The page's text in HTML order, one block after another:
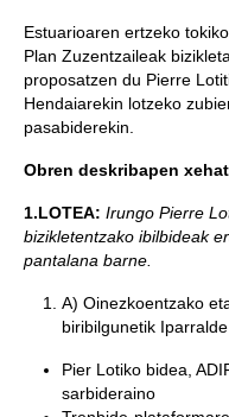
Estuarioaren ertzeko
Plan Zuzentzaileak
proposatzen du Pierre
Hendaiarekin lotzeko
pasabiderekin.
Obren deskribapen
1.LOTEA: Irungo Pierre
bizikletentzako ibilbideak
pantalana barne.
A) Oinezkoentzako
biribilgunetik
Pier Lotiko bidea,
sarbideraino